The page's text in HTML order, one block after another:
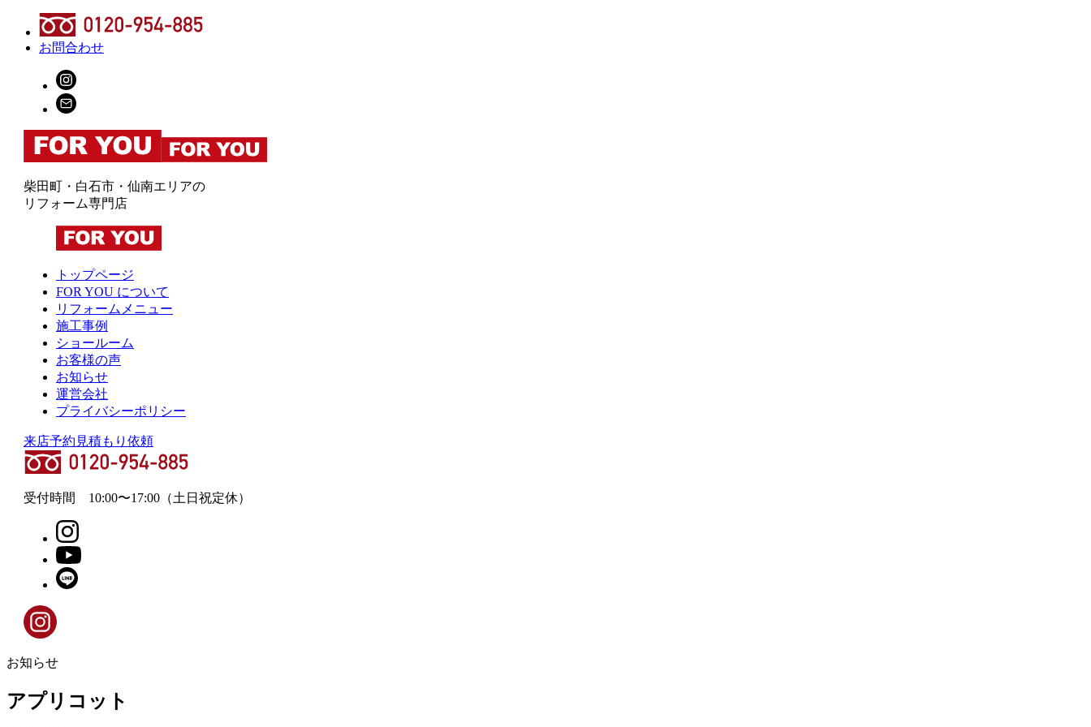
お問合わせ
柴田町・白石市・仙南エリアの
リフォーム専門店
トップページ
FOR YOU について
リフォームメニュー
施工事例
ショールーム
お客様の声
お知らせ
運営会社
プライバシーポリシー
来店予約 見積もり依頼
受付時間 10:00〜17:00 （土日祝定休）
お知らせ
アプリコット